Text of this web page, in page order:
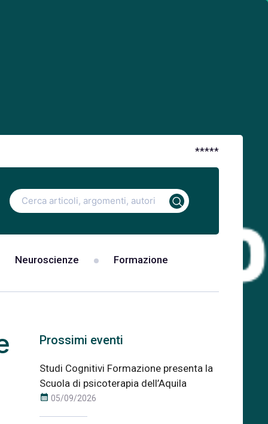
*****
Ricerca
per:
Neuroscienze Formazione
Prossimi eventi
Studi Cognitivi Formazione presenta la
Scuola di psicoterapia dell’Aquila
calendar_month 05/09/2026